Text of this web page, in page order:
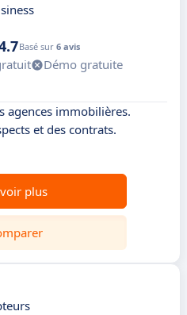
Basé sur 6 avis
Démo gratuite
agences immobilières.
et des contrats.
plus